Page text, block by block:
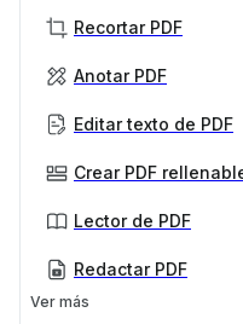
Recortar PDF
Anotar PDF
Editar texto de PDF
Crear PDF
Lector de PDF
Redactar PDF
Ver más